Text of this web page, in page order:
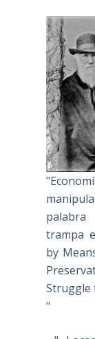
trampa
by
Struggle
"